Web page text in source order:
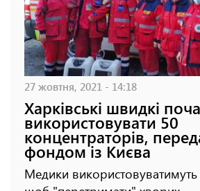
27 жовтня, 2021 - 14:18
Харківські швидкі
використовувати 50
концентраторів,
фондом із Києва
Медики